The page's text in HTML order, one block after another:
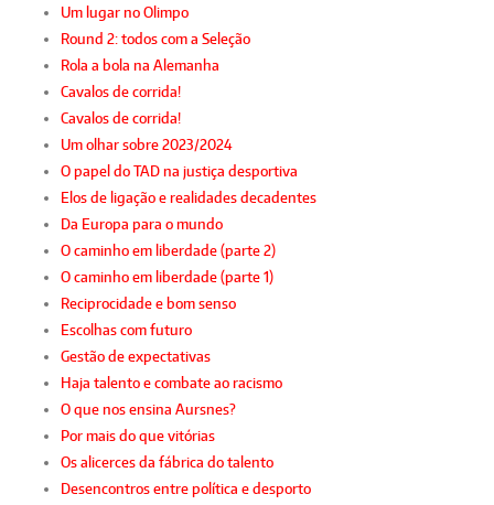
Um lugar no Olimpo
Round 2: todos com a Seleção
Rola a bola na Alemanha
Cavalos de corrida!
Cavalos de corrida!
Um olhar sobre 2023/2024
O papel do TAD na justiça desportiva
Elos de ligação e realidades decadentes
Da Europa para o mundo
O caminho em liberdade (parte 2)
O caminho em liberdade (parte 1)
Reciprocidade e bom senso
Escolhas com futuro
Gestão de expectativas
Haja talento e combate ao racismo
O que nos ensina Aursnes?
Por mais do que vitórias
Os alicerces da fábrica do talento
Desencontros entre política e desporto